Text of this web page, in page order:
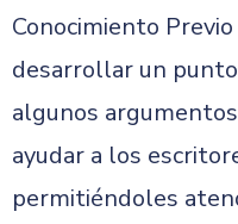
Conocimiento
desarrollar un
algunos
ayudar a los
permitiéndoles